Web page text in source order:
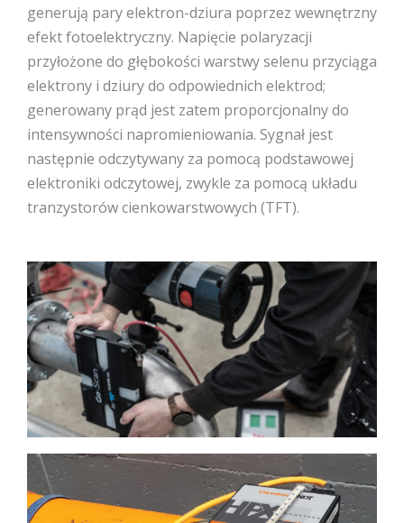
generują pary elektron-dziura poprzez wewnętrzny
efekt fotoelektryczny. Napięcie polaryzacji
przyłożone do głębokości warstwy selenu przyciąga
elektrony i dziury do odpowiednich elektrod;
generowany prąd jest zatem proporcjonalny do
intensywności napromieniowania. Sygnał jest
następnie odczytywany za pomocą podstawowej
elektroniki odczytowej, zwykle za pomocą układu
tranzystorów cienkowarstwowych (TFT).